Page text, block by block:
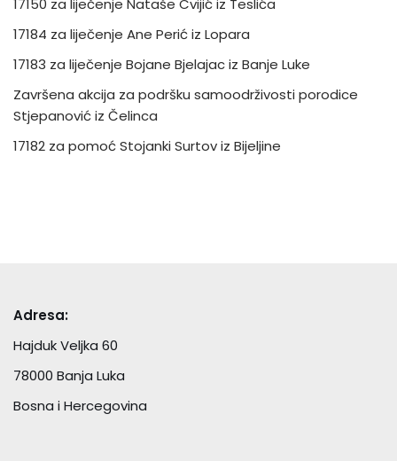
17184 za liječenje Ane Perić iz Lopara
17183 za liječenje Bojane Bjelajac iz Banje Luke
Završena akcija za podršku samoodrživosti porodice
Stjepanović iz Čelinca
17182 za pomoć Stojanki Surtov iz Bijeljine
Adresa:
Hajduk Veljka 60
78000 Banja Luka
Bosna i Hercegovina